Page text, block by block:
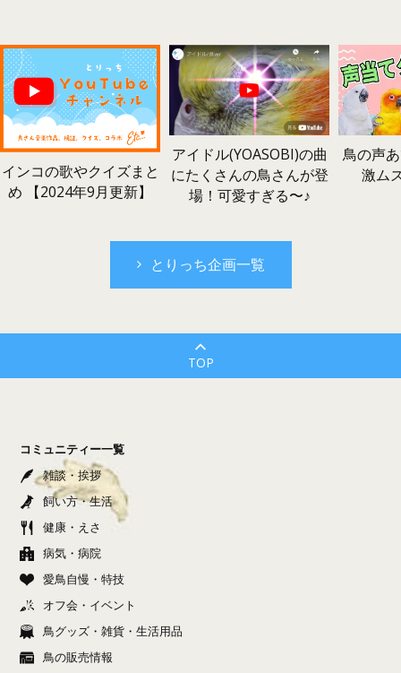
インコの歌やクイズまと
め 【2024年9月更新】
アイドル(YOASOBI)の曲
にたくさんの鳥さんが登
場！可愛すぎる〜♪
鳥の声
激ム
とりっち企画一覧
TOP
コミュニティー一覧
雑談・挨拶
飼い方・生活
健康・えさ
病気・病院
愛鳥自慢・特技
オフ会・イベント
鳥グッズ・雑貨・生活用品
鳥の販売情報